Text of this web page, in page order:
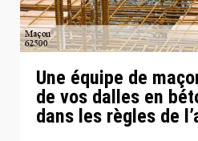
Une équipe de
de vos dalles en
dans les règles de